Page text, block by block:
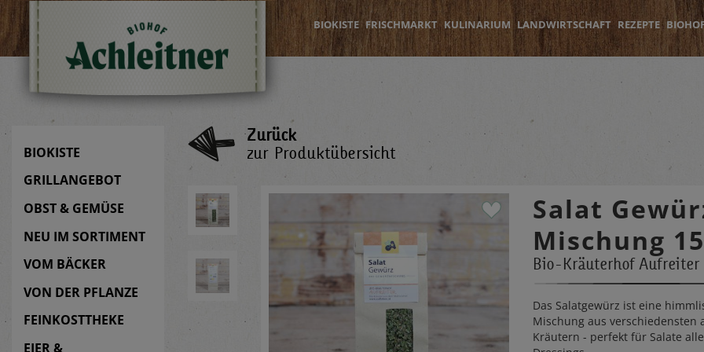
BIOKISTE FRISCHMARKT KULINARIUM LANDWIRTSCHAFT REZEPTE
BIOKISTE
GRILLANGEBOT
OBST & GEMÜSE
NEU IM SORTIMENT
VOM BÄCKER
VON DER PFLANZE
FEINKOSTTHEKE
EIER &
Zurück
zur Produktübersicht
Salat
Mischung
Bio-Kräuterhof Aufreiter
Das Salatgewürz ist eine
Mischung aus verschiedensten
Kräutern - perfekt für Salate